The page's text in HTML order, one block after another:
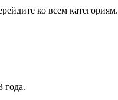
ко всем категориям.
года.